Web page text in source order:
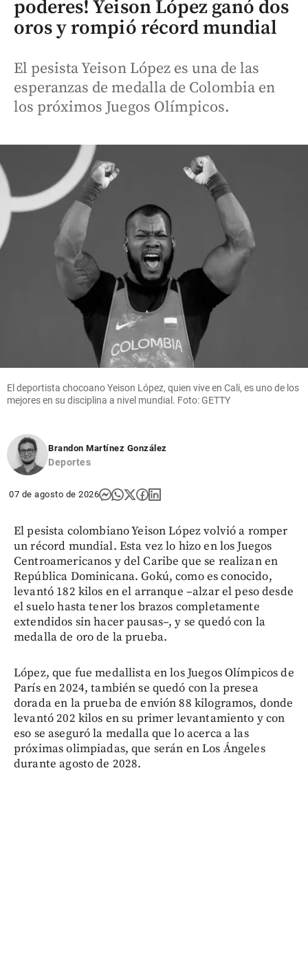
poderes! Yeison López ganó dos
oros y rompió récord mundial
El pesista Yeison López es una de las
esperanzas de medalla de Colombia en
los próximos Juegos Olímpicos.
El deportista chocoano Yeison López, quien vive en Cali, es uno de los
mejores en su disciplina a nivel mundial. Foto: GETTY
Brandon Martínez González
Deportes
07 de agosto de 2026
El pesista colombiano Yeison López volvió a romper
un récord mundial. Esta vez lo hizo en los Juegos
Centroamericanos y del Caribe que se realizan en
República Dominicana. Gokú, como es conocido,
levantó 182 kilos en el arranque –alzar el peso desde
el suelo hasta tener los brazos completamente
extendidos sin hacer pausas–, y se quedó con la
medalla de oro de la prueba.
López, que fue medallista en los Juegos Olímpicos de
París en 2024, también se quedó con la presea
dorada en la prueba de envión 88 kilogramos, donde
levantó 202 kilos en su primer levantamiento y con
eso se aseguró la medalla que lo acerca a las
próximas olimpiadas, que serán en Los Ángeles
durante agosto de 2028.